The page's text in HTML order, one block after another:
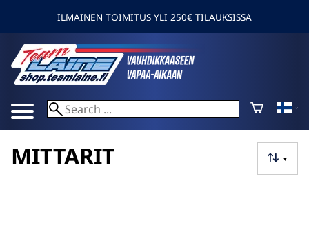
ILMAINEN TOIMITUS YLI 250€ TILAUKSISSA
▼
MITTARIT